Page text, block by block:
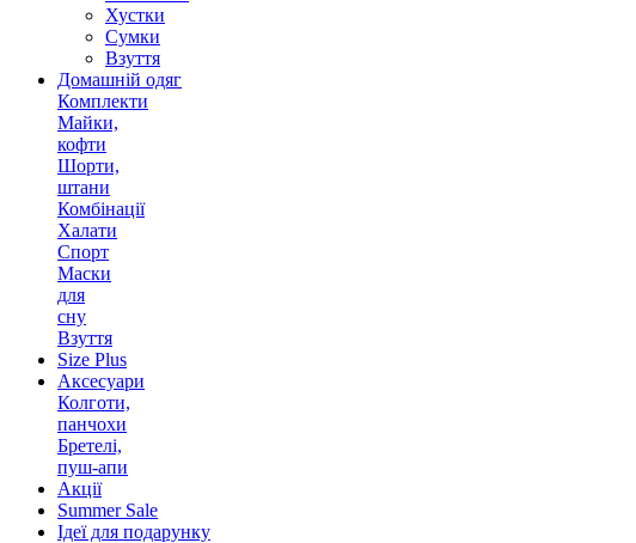
Хустки
Сумки
Взуття
Домашній одяг
Комплекти
Майки,
кофти
Шорти,
штани
Комбінації
Халати
Спорт
Маски
для
сну
Взуття
Size Plus
Аксесуари
Колготи,
панчохи
Бретелі,
пуш-апи
Акції
Summer Sale
Ідеї для подарунку